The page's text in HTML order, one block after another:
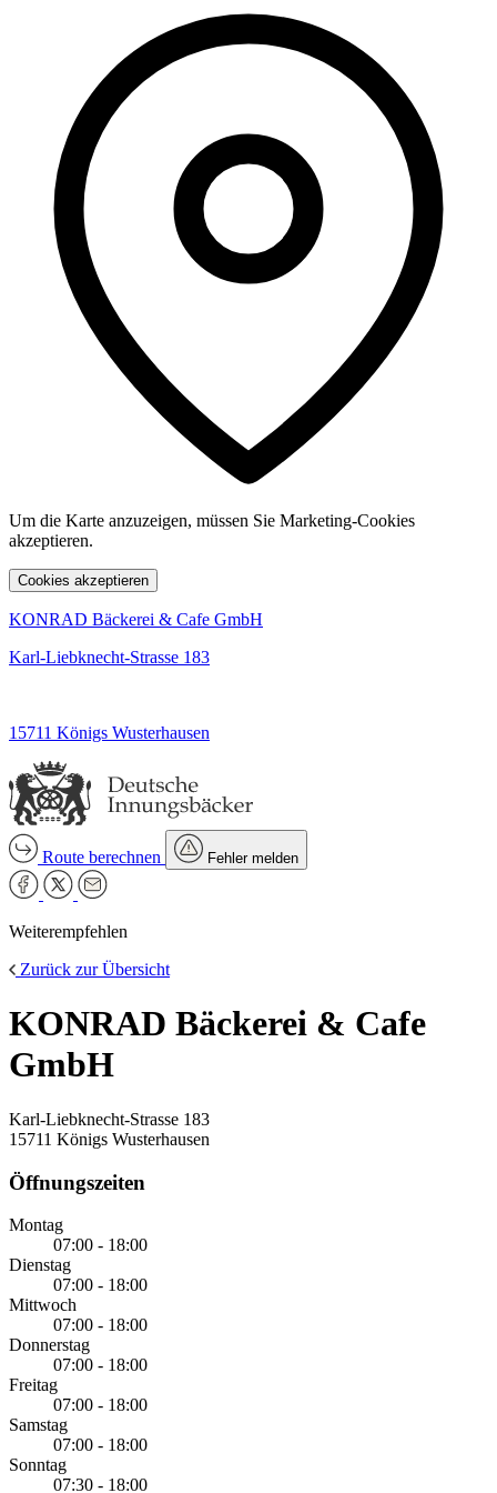
Um die Karte anzuzeigen, müssen Sie Marketing-Cookies
akzeptieren.
Cookies akzeptieren
KONRAD Bäckerei & Cafe GmbH
Karl-Liebknecht-Strasse 183
15711 Königs Wusterhausen
Route berechnen Fehler melden
Weiterempfehlen
Zurück zur Übersicht
KONRAD Bäckerei & Cafe
GmbH
Karl-Liebknecht-Strasse 183
15711 Königs Wusterhausen
Öffnungszeiten
Montag
07:00 - 18:00
Dienstag
07:00 - 18:00
Mittwoch
07:00 - 18:00
Donnerstag
07:00 - 18:00
Freitag
07:00 - 18:00
Samstag
07:00 - 18:00
Sonntag
07:30 - 18:00